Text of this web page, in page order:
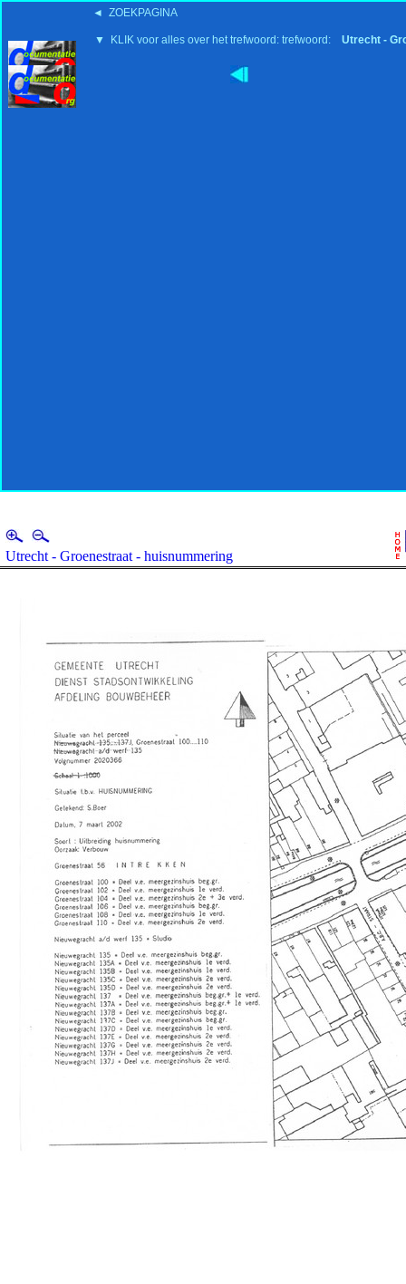
◄ ZOEKPAGINA
▼ KLIK voor alles over het trefwoord: trefwoord: Utrecht -
Utrecht - Groenestraat - huisnummering